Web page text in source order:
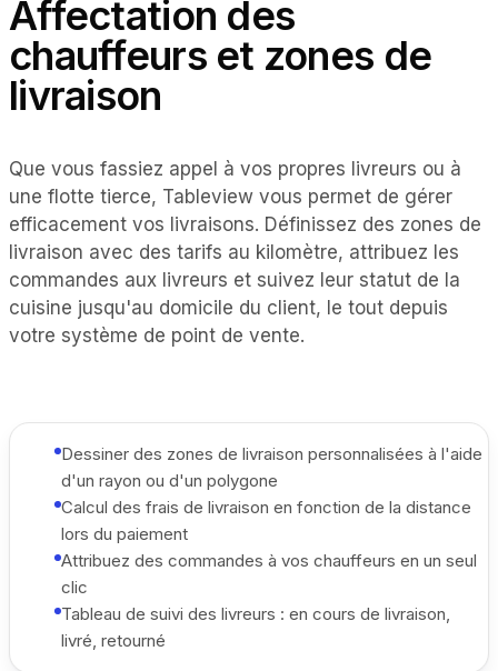
Affectation des
chauffeurs et zones de
livraison
Que vous fassiez appel à vos propres livreurs ou à
une flotte tierce, Tableview vous permet de gérer
efficacement vos livraisons. Définissez des zones de
livraison avec des tarifs au kilomètre, attribuez les
commandes aux livreurs et suivez leur statut de la
cuisine jusqu'au domicile du client, le tout depuis
votre système de point de vente.
Dessiner des zones de livraison personnalisées à l'aide
d'un rayon ou d'un polygone
Calcul des frais de livraison en fonction de la distance
lors du paiement
Attribuez des commandes à vos chauffeurs en un seul
clic
Tableau de suivi des livreurs : en cours de livraison,
livré, retourné